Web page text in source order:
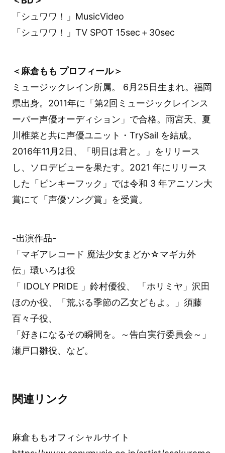
「シュワワ！」MusicVideo
「シュワワ！」TV SPOT 15sec＋30sec
＜麻倉もも プロフィール＞
ミュージックレイン所属。 6月25日生まれ。福岡
県出身。2011年に「第2回ミュージックレインス
ーパー声優オーディション」で合格。雨宮天、夏
川椎菜と共に声優ユニット・TrySail を結成。
2016年11月2日、「明日は君と。」をリリース
し、ソロデビューを果たす。2021 年にリリース
した「ピンキーフック」では令和 3 年アニソン大
賞にて「声優ソング賞」を受賞。
-出演作品-
「マギアレコード 魔法少女まどか☆マギカ外
伝」環いろは役
「 IDOLY PRIDE 」鈴村優役、 「ホリミヤ」沢田
ほのか役、「荒ぶる季節の乙女どもよ。」須藤
百々子役、
「好きになるその瞬間を。～告白実行委員会～」
瀬戸口雛役、など。
関連リンク
麻倉ももオフィシャルサイト